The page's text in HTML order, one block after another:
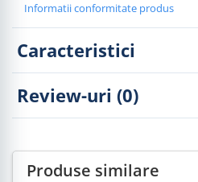
Informatii conformitate produs
Caracteristici
Review-uri (0)
Produse similare